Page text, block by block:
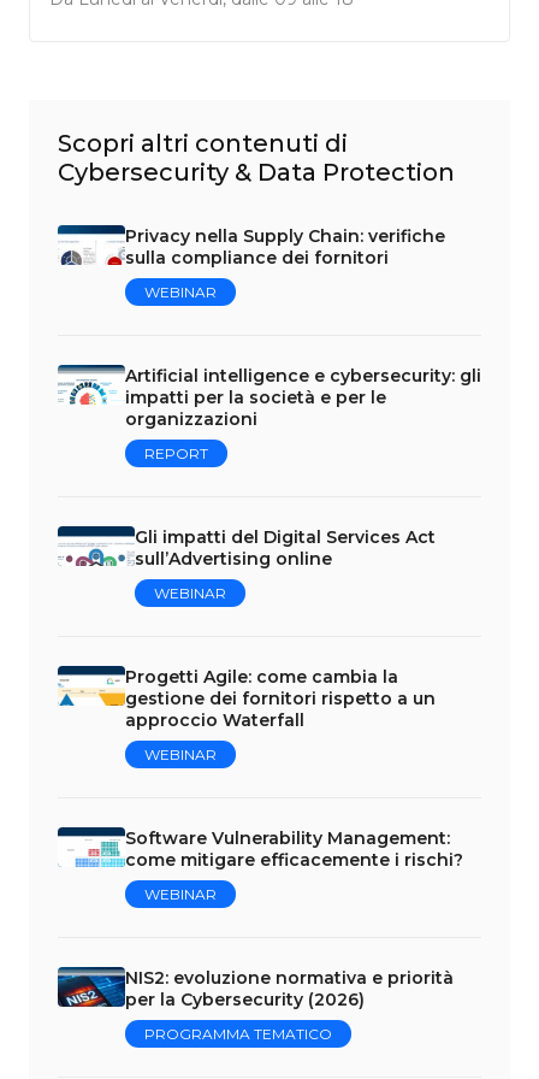
Scopri altri contenuti di
Cybersecurity & Data Protection
Privacy nella Supply Chain: verifiche
sulla compliance dei fornitori
WEBINAR
Artificial intelligence e cybersecurity: gli
impatti per la società e per le
organizzazioni
REPORT
Gli impatti del Digital Services Act
sull’Advertising online
WEBINAR
Progetti Agile: come cambia la
gestione dei fornitori rispetto a un
approccio Waterfall
WEBINAR
Software Vulnerability Management:
come mitigare efficacemente i rischi?
WEBINAR
NIS2: evoluzione normativa e priorità
per la Cybersecurity (2026)
PROGRAMMA TEMATICO